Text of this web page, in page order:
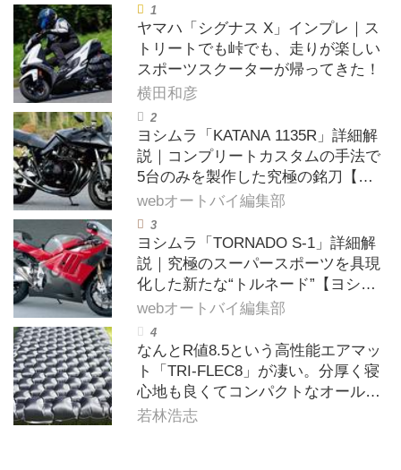
ヤマハ「シグナス X」インプレ｜ス
トリートでも峠でも、走りが楽しい
スポーツスクーターが帰ってきた！
横田和彦
ヨシムラ「KATANA 1135R」詳細解
説｜コンプリートカスタムの手法で
5台のみを製作した究極の銘刀【ヨ
シムラ伝】
webオートバイ編集部
ヨシムラ「TORNADO S-1」詳細解
説｜究極のスーパースポーツを具現
化した新たな“トルネード”【ヨシム
ラ伝】
webオートバイ編集部
なんとR値8.5という高性能エアマッ
ト「TRI-FLEC8」が凄い。分厚く寝
心地も良くてコンパクトなオールシ
ーズン対応マットを試してみた〈若
若林浩志